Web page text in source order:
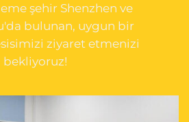
şehir Shenzhen ve
bulunan, uygun bir
ziyaret etmenizi
bekliyoruz!